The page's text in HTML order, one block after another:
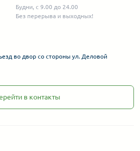
Будни, с 9.00 до 24.00
Без перерыва и выходных!
во двор со стороны ул. Деловой
в контакты